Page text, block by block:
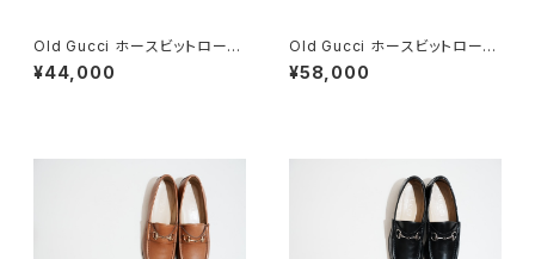
Old Gucci ホースビットローフ
ァー 6.5B スエードBK
¥44,000
Old Gucci ホースビットローフ
ァー 36C Navy Suede
¥58,000